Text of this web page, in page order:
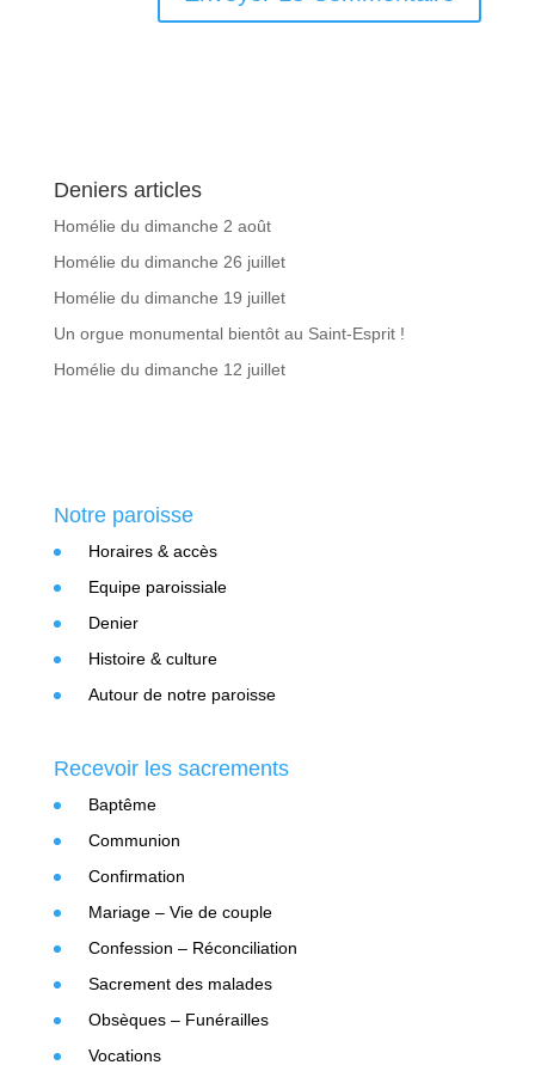
Deniers articles
Homélie du dimanche 2 août
Homélie du dimanche 26 juillet
Homélie du dimanche 19 juillet
Un orgue monumental bientôt au Saint-Esprit !
Homélie du dimanche 12 juillet
Notre paroisse
Horaires & accès
Equipe paroissiale
Denier
Histoire & culture
Autour de notre paroisse
Recevoir les sacrements
Baptême
Communion
Confirmation
Mariage – Vie de couple
Confession – Réconciliation
Sacrement des malades
Obsèques – Funérailles
Vocations